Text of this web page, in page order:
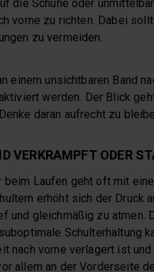
die Schuhe oder
vorne zu richten. Dabei
zu vermeiden.
einem unsichtbaren Band
werden. Der Blick
daran aufrecht zu
VERKRAMPFT ODER
beim Laufen geht oft mit
erhöht sich der Druck
und gleichmäßig zu atmen.
Schulterhaltung
nach vorne verlagert ist
allem an der Vorderseite